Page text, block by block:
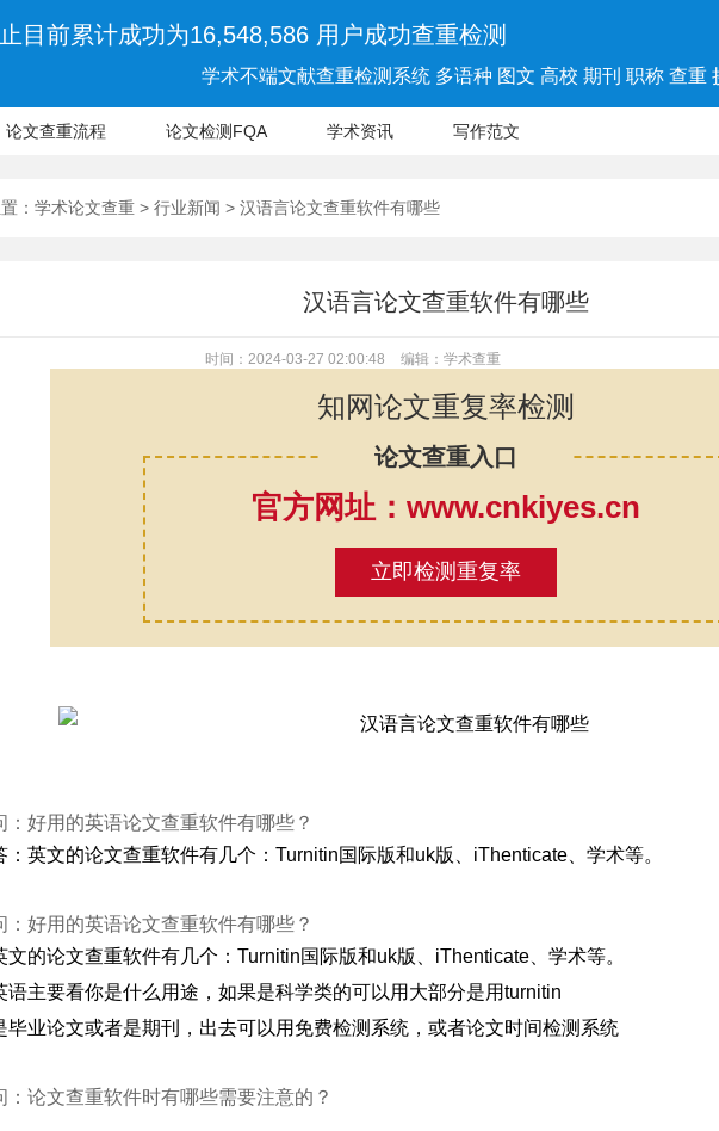
目前累计成功为16,548,586 用户成功查重检测
学术不端文献查重检测系统 多语种 图文 高校 期刊 职称 查重
论文查重流程 论文检测FQA 学术资讯 写作范文
： 学术论文查重 > 行业新闻 > 汉语言论文查重软件有哪些
汉语言论文查重软件有哪些
时间：2024-03-27 02:00:48 编辑：学术查重
知网论文重复率检测
论文查重入口
官方网址：www.cnkiyes.cn
立即检测重复率
：好用的英语论文查重软件有哪些？
：英文的论文查重软件有几个：Turnitin国际版和uk版、iThenticate、学术等。
：好用的英语论文查重软件有哪些？
文的论文查重软件有几个：Turnitin国际版和uk版、iThenticate、学术等。
语主要看你是什么用途，如果是科学类的可以用大部分是用turnitin
毕业论文或者是期刊，出去可以用免费检测系统，或者论文时间检测系统
：论文查重软件时有哪些需要注意的？